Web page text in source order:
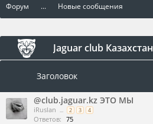
Форум ... Новые сообщения
Jaguar club Казахстан
Заголовок
@club.jaguar.kz ЭТО МЫ
iRuslan ... 2 3 4
Ответов: 75